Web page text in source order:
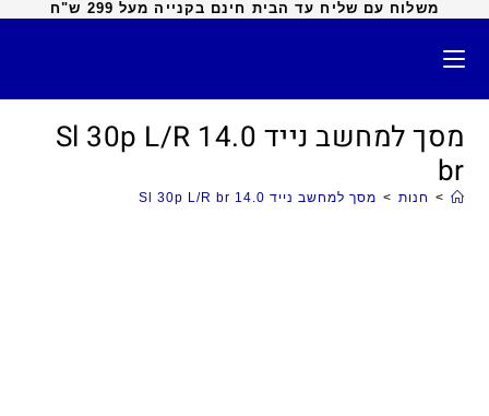
משלוח עם שליח עד הבית חינם בקנייה מעל 299 ש"ח
מסך למחשב נייד 14.0 Sl 30p L/R
br
> חנות > מסך למחשב נייד 14.0 Sl 30p L/R br